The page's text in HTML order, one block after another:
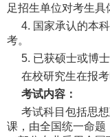
足招生单位对考生具
4. 国家承认的本
考。
5. 已获硕士或博
在校研究生在报
考试内容：
考试科目包括思
课，由全国统一命题